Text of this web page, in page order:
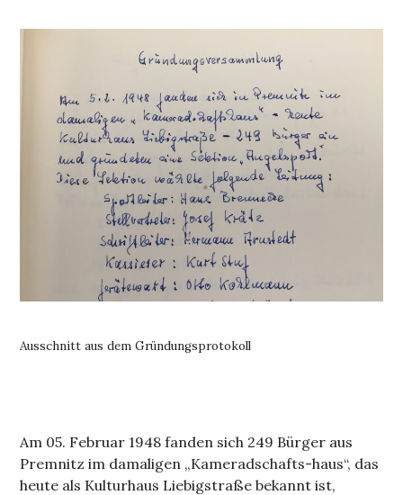
Ausschnitt aus dem Gründungsprotokoll
Am 05. Februar 1948 fanden sich 249 Bürger aus
Premnitz im damaligen „Kameradschafts-haus“, das
heute als Kulturhaus Liebigstraße bekannt ist,